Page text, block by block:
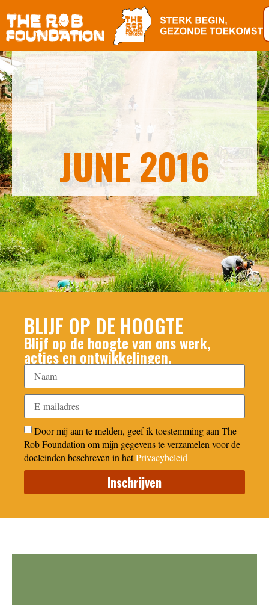
JUNE 2016
BLIJF OP DE HOOGTE
Blijf op de hoogte van ons werk,
acties en ontwikkelingen.
Door mij aan te melden, geef ik toestemming aan The
Rob Foundation om mijn gegevens te verzamelen voor de
doeleinden beschreven in hetPrivacybeleid
Inschrijven